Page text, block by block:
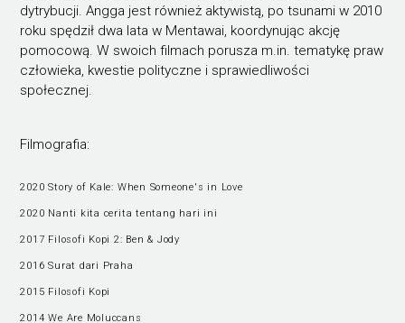
dytrybucji. Angga jest również aktywistą, po tsunami w 2010
roku spędził dwa lata w Mentawai, koordynując akcję
pomocową. W swoich filmach porusza m.in. tematykę praw
człowieka, kwestie polityczne i sprawiedliwości
społecznej.
Filmografia:
2020 Story of Kale: When Someone's in Love
2020 Nanti kita cerita tentang hari ini
2017 Filosofi Kopi 2: Ben & Jody
2016 Surat dari Praha
2015 Filosofi Kopi
2014 We Are Moluccans